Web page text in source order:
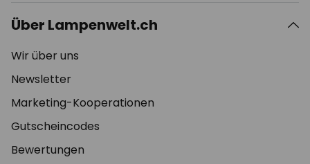
Über Lampenwelt.ch
Wir über uns
Newsletter
Marketing-Kooperationen
Gutscheincodes
Bewertungen